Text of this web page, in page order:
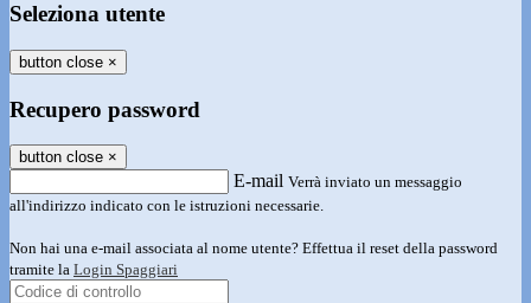
Seleziona utente
button close ×
Recupero password
button close ×
E-mail Verrà inviato un messaggio
all'indirizzo indicato con le istruzioni necessarie.
Non hai una e-mail associata al nome utente? Effettua il reset della password
tramite la Login Spaggiari